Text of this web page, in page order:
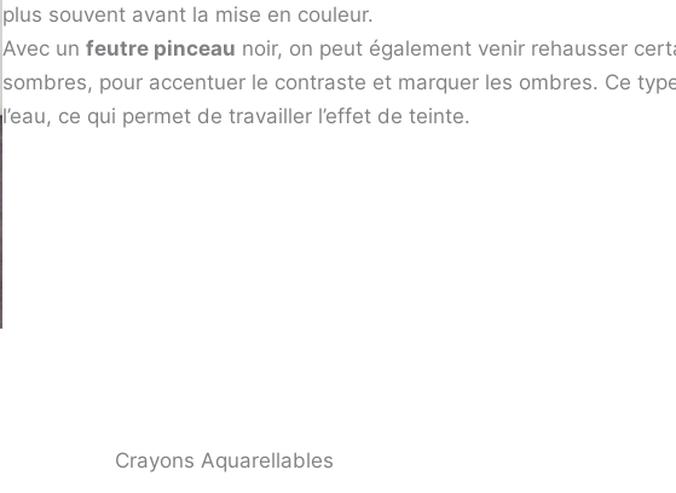
plus souvent avant la mise en couleur.
Avec un feutre pinceau noir, on peut également venir rehausser
sombres, pour accentuer le contraste et marquer les ombres. Ce
l’eau, ce qui permet de travailler l’effet de teinte.
Crayons Aquarellables